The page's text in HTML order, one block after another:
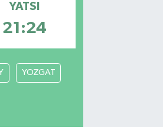
YATSI
21:24
YOZGAT